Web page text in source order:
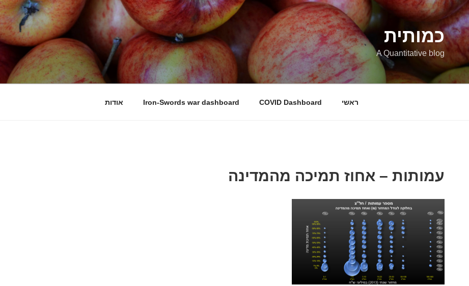
דילוג
לתוכן
כמותית
A Quantitative blog
ראשי COVID Dashboard
Iron-Swords war dashboard אודות
עמותות – אחוז תמיכה מהמדינה